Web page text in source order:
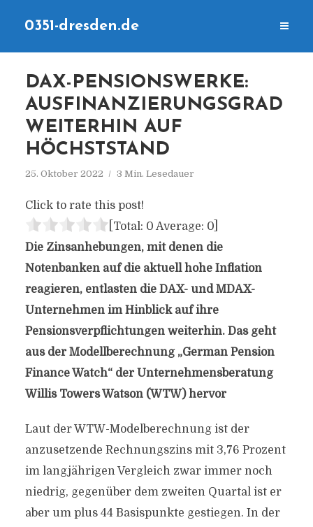
0351-dresden.de
DAX-PENSIONSWERKE:
AUSFINANZIERUNGSGRAD
WEITERHIN AUF
HÖCHSTSTAND
25. Oktober 2022 3 Min. Lesedauer
Click to rate this post!
[Total: 0 Average: 0]
Die Zinsanhebungen, mit denen die
Notenbanken auf die aktuell hohe Inflation
reagieren, entlasten die DAX- und MDAX-
Unternehmen im Hinblick auf ihre
Pensionsverpflichtungen weiterhin. Das geht
aus der Modellberechnung „German Pension
Finance Watch“ der Unternehmensberatung
Willis Towers Watson (WTW) hervor
Laut der WTW-Modelberechnung ist der
anzusetzende Rechnungszins mit 3,76 Prozent
im langjährigen Vergleich zwar immer noch
niedrig, gegenüber dem zweiten Quartal ist er
aber um plus 44 Basispunkte gestiegen. In der